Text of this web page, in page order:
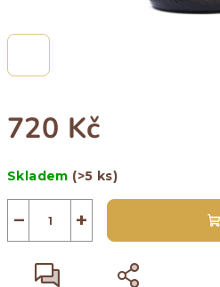
720 Kč
cena:
Skladem (>5 ks)
+
−